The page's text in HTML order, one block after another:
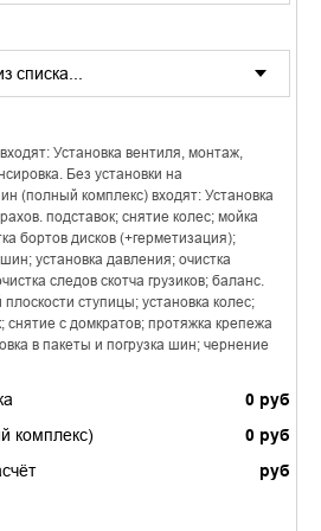
Установка вентиля, монтаж,
Без установки на
(полный комплекс) входят: Установка
подставок; снятие колес; мойка
бортов дисков (+герметизация);
установка давления; очистка
следов скотча грузиков; баланс.
ступицы; установка колес;
снятие с домкратов; протяжка крепежа
в пакеты и погрузка шин; чернение
комплекс)